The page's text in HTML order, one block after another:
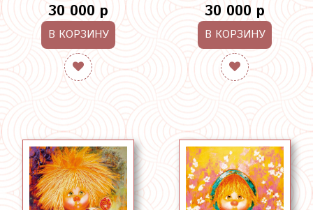
30 000 р
В КОРЗИНУ
30 000 р
В КОРЗИНУ